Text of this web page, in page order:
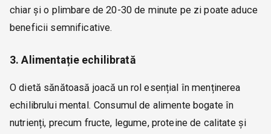
chiar și o plimbare de 20-30 de minute pe zi poate aduce
beneficii semnificative.
3. Alimentație echilibrată
O dietă sănătoasă joacă un rol esențial în menținerea
echilibrului mental. Consumul de alimente bogate în
nutrienți, precum fructe, legume, proteine de calitate și